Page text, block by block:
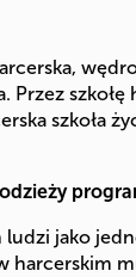
szkoła
jako